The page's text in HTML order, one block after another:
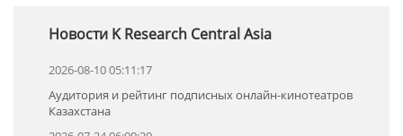
Новости K Research Central Asia
2026-08-10 05:11:17
Аудитория и рейтинг подписных онлайн-кинотеатров
Казахстана